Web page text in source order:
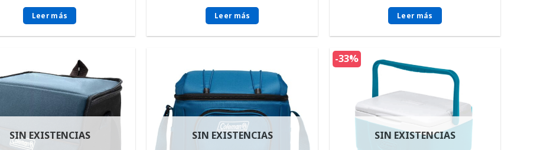
Leer más Leer más Leer más
SIN EXISTENCIAS SIN EXISTENCIAS
-33%
SIN EXISTENCIAS